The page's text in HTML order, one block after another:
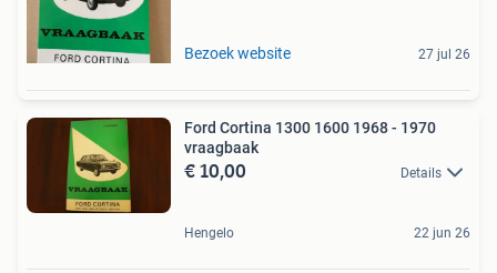
Bezoek website 27 jul 26
Ford Cortina 1300 1600 1968 - 1970
vraagbaak
€ 10,00 Details
Hengelo 22 jun 26